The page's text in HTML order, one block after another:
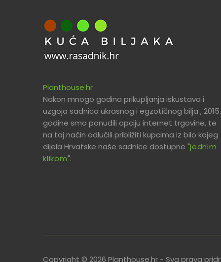
Planthouse.hr
Nakon mnogo godina prikupljanja iskustava i
uzgoja sadnica ukrasnog i egzotičnog bilja , 2015.
godine smo ponudili opciju internet trgovine, te
na taj način odlučili približiti kupcima iz bilo kojeg
dijela Hrvatske naše sadnice dostupne "jednim
klikom".
Copyright © 2026 Planthouse.hr - Sva prava